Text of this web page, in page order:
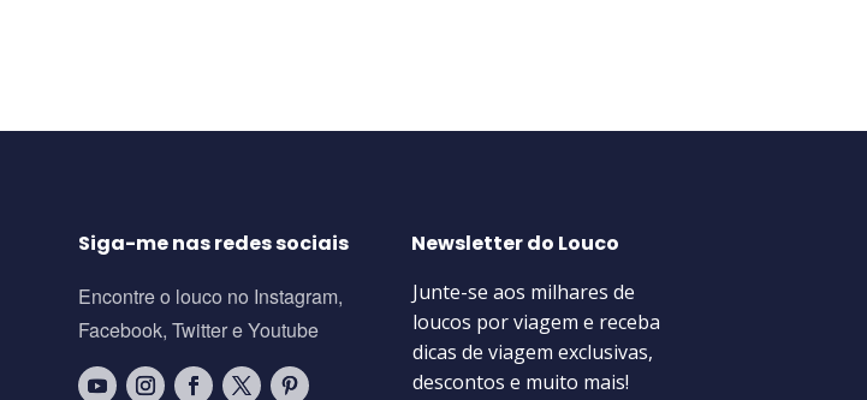
Siga-me nas redes sociais
Encontre o louco no Instagram,
Facebook, Twitter e Youtube
Newsletter do Louco